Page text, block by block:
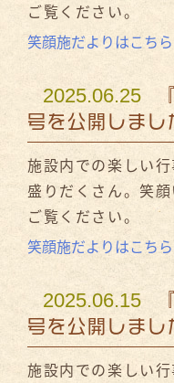
ご覧ください。
笑顔施だよりはこち
2025.06.25
号を公開しまし
施設内での楽しい
盛りだくさん。笑
ご覧ください。
笑顔施だよりはこち
2025.06.15
号を公開しまし
施設内での楽しい